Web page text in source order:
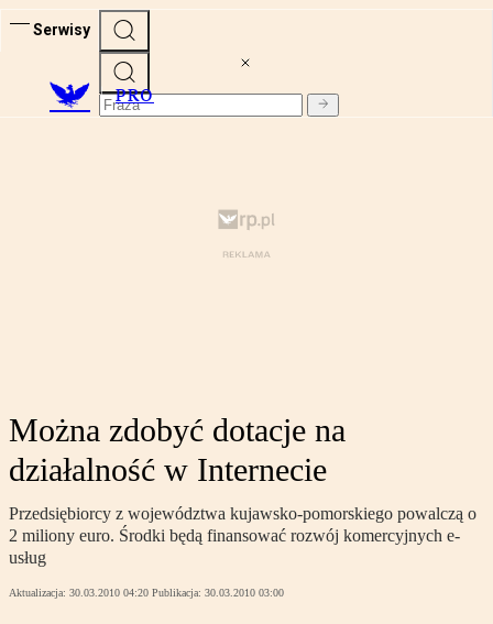
Serwisy
PRO
Można zdobyć dotacje na
działalność w Internecie
Przedsiębiorcy z województwa kujawsko-pomorskiego powalczą o
2 miliony euro. Środki będą finansować rozwój komercyjnych e-
usług
Aktualizacja: 30.03.2010 04:20 Publikacja: 30.03.2010 03:00